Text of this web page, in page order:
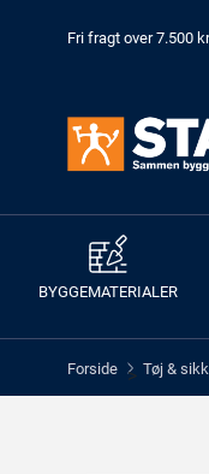
Fri fragt over 7.500
BYGGEMATERIALER
Forside > Tøj &